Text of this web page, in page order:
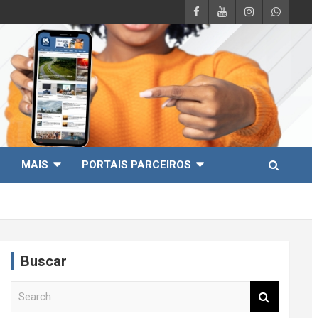
MAIS PORTAIS PARCEIROS
Buscar